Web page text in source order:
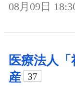
08月09日
医療法人
産
37